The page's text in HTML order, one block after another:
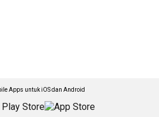
Apps untuk iOS dan Android